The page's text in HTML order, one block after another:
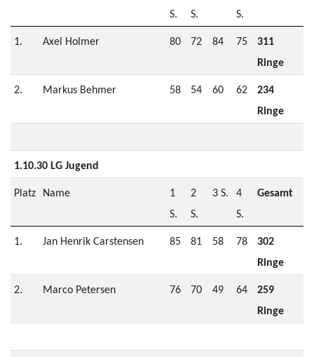
S.
S.
S.
1. Axel Holmer 80 72 84 75
311
Ringe
2. Markus Behmer 58 54 60 62
234
Ringe
1.10.30 LG Jugend
Platz Name
1
S.
2
S.
3 S.
4
S.
Gesamt
1. Jan Henrik Carstensen 85 81 58 78
302
Ringe
2. Marco Petersen 76 70 49 64
259
Ringe